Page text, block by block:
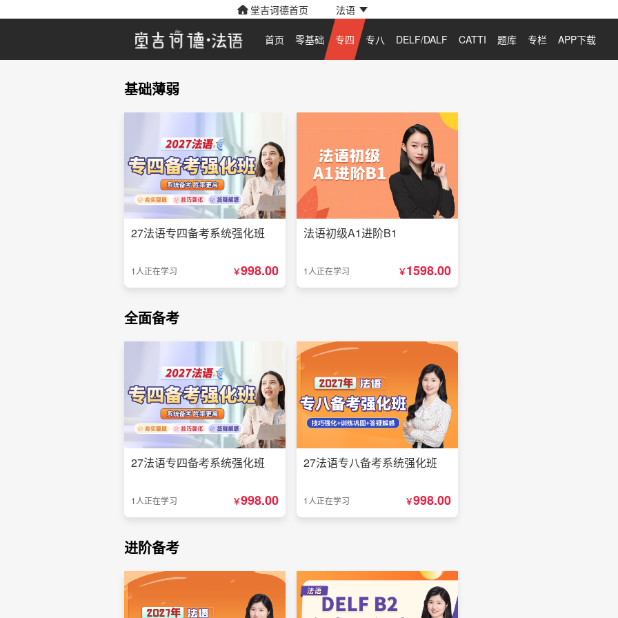
堂吉诃德首页 法语
首页 零基础 专四 专八 DELF/DALF CATTI 题库 专栏 APP下载
基础薄弱
27法语专四备考系统强化班
1人正在学习 ￥998.00
法语初级A1进阶B1
1人正在学习 ￥1598.00
全面备考
27法语专四备考系统强化班
1人正在学习 ￥998.00
27法语专八备考系统强化班
1人正在学习 ￥998.00
进阶备考